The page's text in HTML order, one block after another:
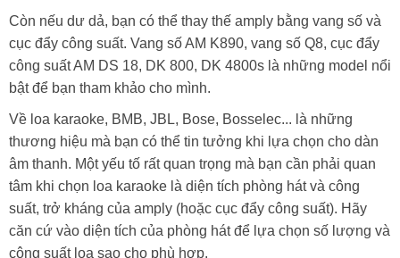
Còn nếu dư dả, bạn có thể thay thế amply bằng vang số và
cục đẩy công suất. Vang số AM K890, vang số Q8, cục đẩy
công suất AM DS 18, DK 800, DK 4800s là những model nổi
bật để bạn tham khảo cho mình.
Về loa karaoke, BMB, JBL, Bose, Bosselec... là những
thương hiệu mà bạn có thể tin tưởng khi lựa chọn cho dàn
âm thanh. Một yếu tố rất quan trọng mà bạn cần phải quan
tâm khi chọn loa karaoke là diện tích phòng hát và công
suất, trở kháng của amply (hoặc cục đẩy công suất). Hãy
căn cứ vào diện tích của phòng hát để lựa chọn số lượng và
công suất loa sao cho phù hợp.